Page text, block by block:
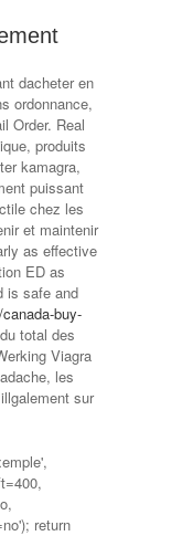
dacheter en
ordonnance,
Order. Real
produits
kamagra,
puissant
chez les
et maintenir
as effective
ED as
is safe and
buy-
total des
Viagra
les
sur
return